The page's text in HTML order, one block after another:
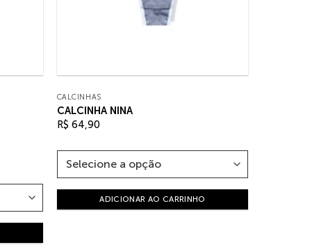
CALCINHAS
CALCINHA NINA
R$ 64,90
ADICIONAR AO CARRINHO